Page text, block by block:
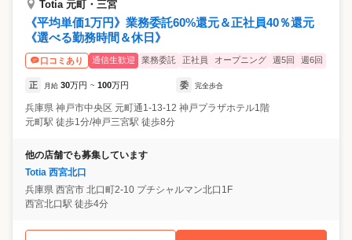
Totia 元町・三宮
《平均単価1万円》業務委託60%還元＆正社員40％還元
《選べる勤務時間＆休日》
口コミあり 通信生歓迎 業務委託 正社員 オープニング 週5回 週6回
正 月給 30万円 ~ 100万円 委 完全歩合
兵庫県 神戸市中央区 元町通1‐13‐12 神戸プラザホテル1階
元町駅 徒歩1分/神戸三宮駅 徒歩8分
他の店舗でも募集しています
Totia 西宮北口
兵庫県 西宮市 北口町2-10 プチシャルマン北口1F
西宮北口駅 徒歩4分